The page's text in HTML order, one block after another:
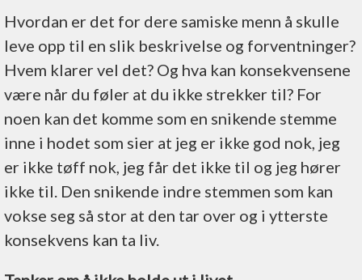
Hvordan er det for dere samiske menn å skulle
leve opp til en slik beskrivelse og forventninger?
Hvem klarer vel det? Og hva kan konsekvensene
være når du føler at du ikke strekker til? For
noen kan det komme som en snikende stemme
inne i hodet som sier at jeg er ikke god nok, jeg
er ikke tøff nok, jeg får det ikke til og jeg hører
ikke til. Den snikende indre stemmen som kan
vokse seg så stor at den tar over og i ytterste
konsekvens kan ta liv.